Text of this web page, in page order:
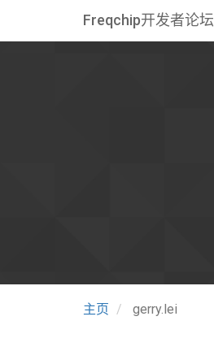
Freqchip开发者论坛
主页 gerry.lei